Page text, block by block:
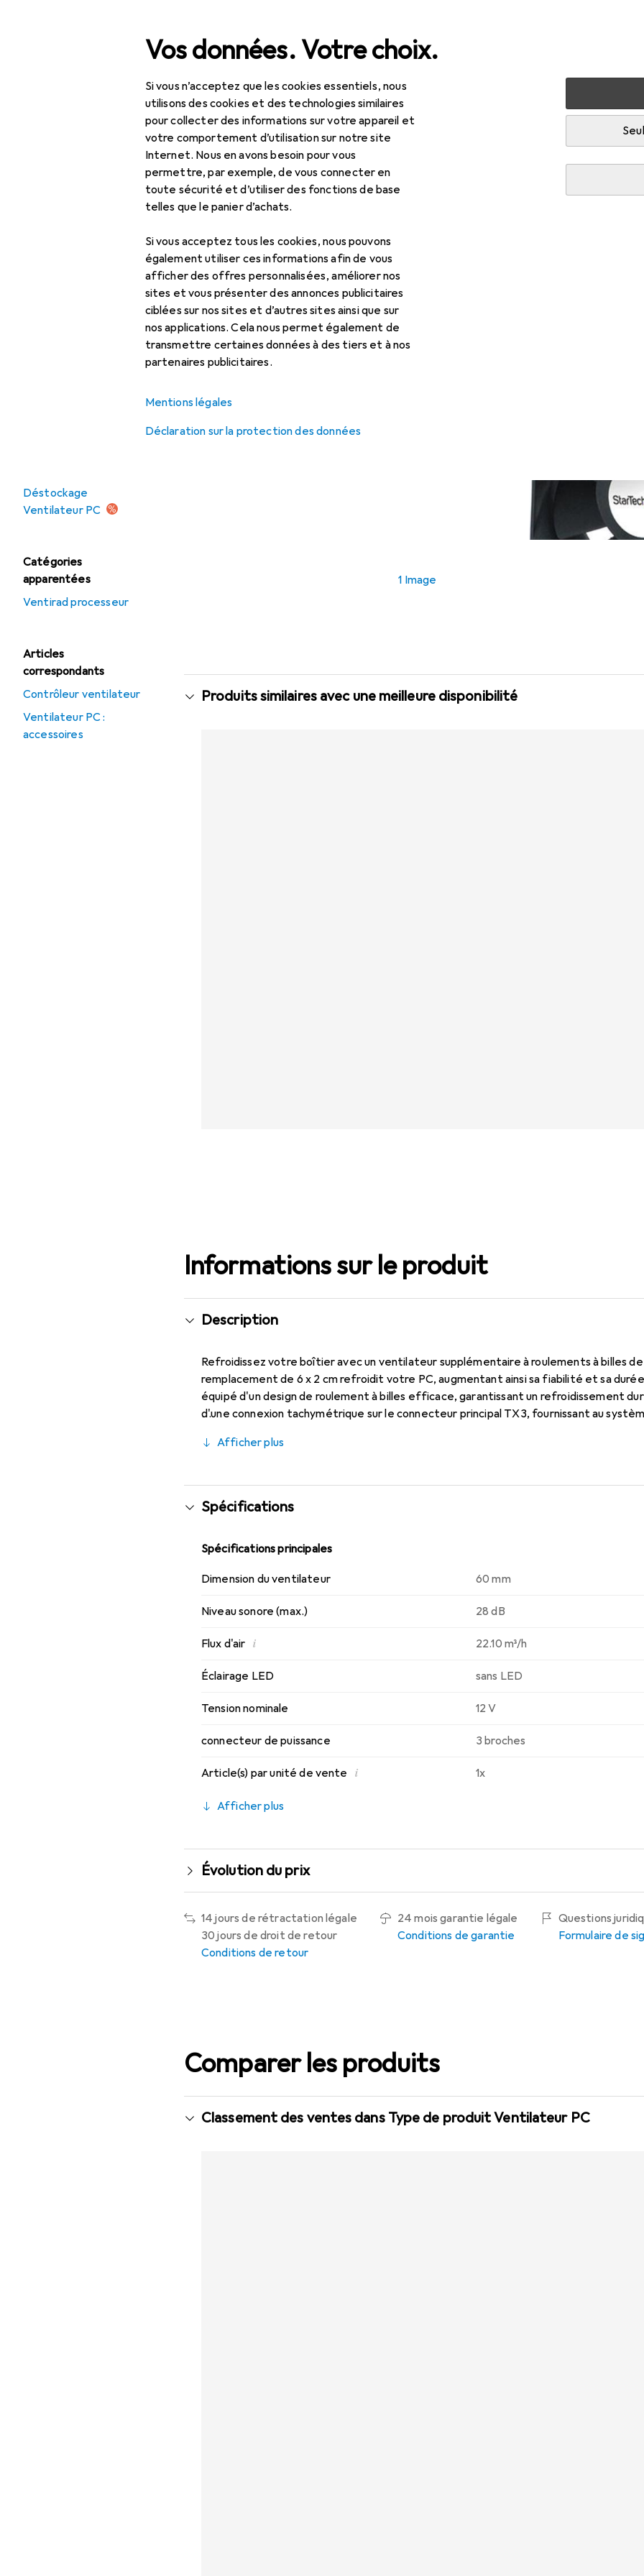
Vos données. Votre choix.
Si vous n’acceptez que les cookies essentiels, nous
utilisons des cookies et des technologies similaires
pour collecter des informations sur votre appareil et
votre comportement d’utilisation sur notre site
Internet. Nous en avons besoin pour vous
permettre, par exemple, de vous connecter en
toute sécurité et d’utiliser des fonctions de base
telles que le panier d’achats.
Si vous acceptez tous les cookies, nous pouvons
également utiliser ces informations afin de vous
afficher des offres personnalisées, améliorer nos
sites et vous présenter des annonces publicitaires
ciblées sur nos sites et d’autres sites ainsi que sur
nos applications. Cela nous permet également de
transmettre certaines données à des tiers et à nos
partenaires publicitaires.
Mentions légales
Déclaration sur la protection des données
Recherche
Déstockage
Ventilateur PC
Catégories
apparentées
Ventirad processeur
Articles
correspondants
Contrôleur ventilateur
Ventilateur PC :
accessoires
Tout l'assortiment IT + multimédia Composants PC
1 Image
Produits similaires avec une meilleure disponibilité
Informations sur le produit
Description
Refroidissez votre boîtier avec un ventilateur supplémentaire à roulements à billes
remplacement de 6 x 2 cm refroidit votre PC, augmentant ainsi sa fiabilité et sa
équipé d'un design de roulement à billes efficace, garantissant un refroidissement
d'une connexion tachymétrique sur le connecteur principal TX3, fournissant au
avec un adaptateur TX3-LP4, permettant l'alimentation via un connecteur LP4 de
Afficher plus
Spécifications
Spécifications principales
Dimension du ventilateur 60 mm
Niveau sonore (max.) 28 dB
Flux d'air i 22.10 m³/h
Éclairage LED sans LED
Tension nominale 12 V
connecteur de puissance 3 broches
Article(s) par unité de vente i 1x
Afficher plus
Évolution du prix
14 jours de rétractation légale
30 jours de droit de retour
Conditions de retour
24 mois garantie légale
Conditions de garantie
Questions
Formulaire de
Comparer les produits
Classement des ventes dans Type de produit Ventilateur PC